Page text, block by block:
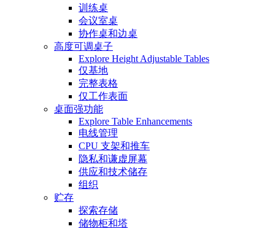
训练桌
会议室桌
协作桌和边桌
高度可调桌子
Explore Height Adjustable Tables
仅基地
完整表格
仅工作表面
桌面强功能
Explore Table Enhancements
电线管理
CPU 支架和推车
隐私和谦虚屏幕
供应和技术储存
组织
贮存
探索存储
储物柜和塔